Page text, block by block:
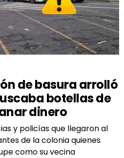
de basura arrolló
botellas de
dinero
y policías que llegaron al
de la colonia quienes
como su vecina